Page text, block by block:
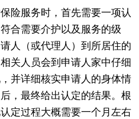
险服务时，首先需要一项认
合需要介护以及服务的级
人（或代理人）到所居住的
关人员会到申请人家中仔细
并详细核实申请人的身体情
，最终给出认定的结果。根
定过程大概需要一个月左右